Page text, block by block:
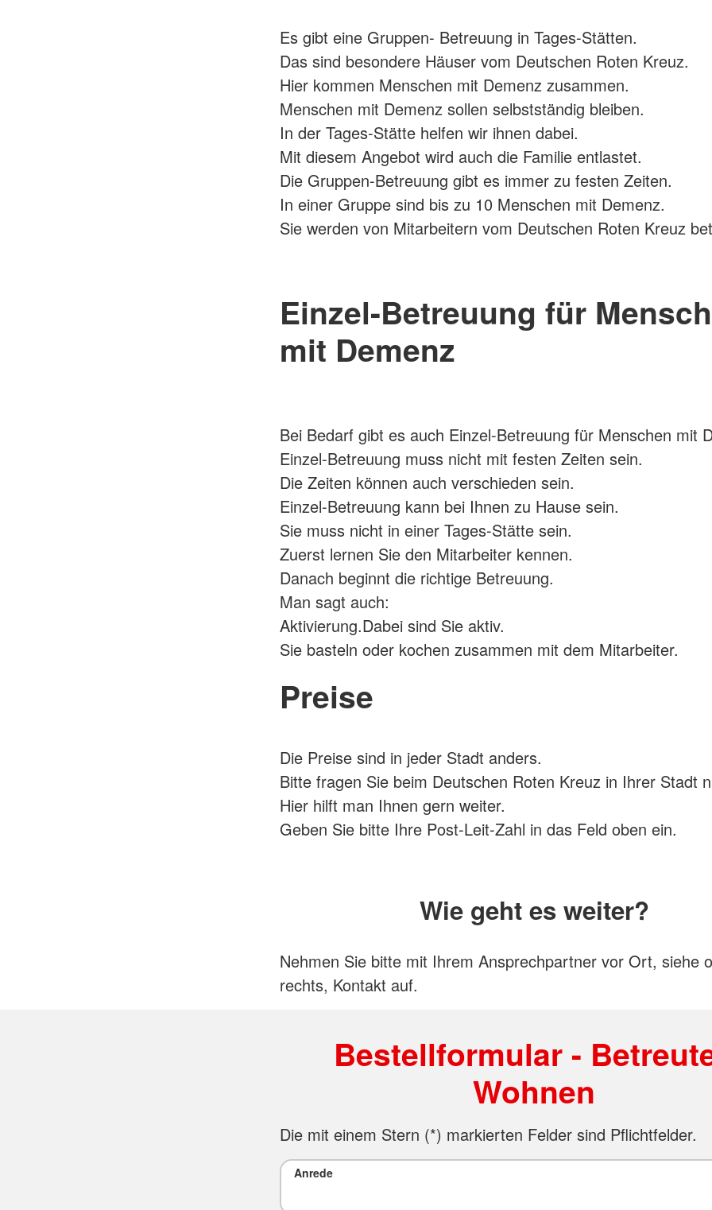
Es gibt eine Gruppen- Betreuung in Tages-Stätten.
Das sind besondere Häuser vom Deutschen Roten Kreuz.
Hier kommen Menschen mit Demenz zusammen.
Menschen mit Demenz sollen selbstständig bleiben.
In der Tages-Stätte helfen wir ihnen dabei.
Mit diesem Angebot wird auch die Familie entlastet.
Die Gruppen-Betreuung gibt es immer zu festen Zeiten.
In einer Gruppe sind bis zu 10 Menschen mit Demenz.
Sie werden von Mitarbeitern vom Deutschen Roten Kreuz
Einzel-Betreuung für
mit Demenz
Bei Bedarf gibt es auch Einzel-Betreuung für Menschen mit
Einzel-Betreuung muss nicht mit festen Zeiten sein.
Die Zeiten können auch verschieden sein.
Einzel-Betreuung kann bei Ihnen zu Hause sein.
Sie muss nicht in einer Tages-Stätte sein.
Zuerst lernen Sie den Mitarbeiter kennen.
Danach beginnt die richtige Betreuung.
Man sagt auch:
Aktivierung.Dabei sind Sie aktiv.
Sie basteln oder kochen zusammen mit dem Mitarbeiter.
Preise
Die Preise sind in jeder Stadt anders.
Bitte fragen Sie beim Deutschen Roten Kreuz in Ihrer Stadt
Hier hilft man Ihnen gern weiter.
Geben Sie bitte Ihre Post-Leit-Zahl in das Feld oben ein.
Wie geht es weiter?
Nehmen Sie bitte mit Ihrem Ansprechpartner vor Ort, siehe
rechts, Kontakt auf.
Bestellformular -
Wohnen
Die mit einem Stern (*) markierten Felder sind Pflichtfelder.
Anrede